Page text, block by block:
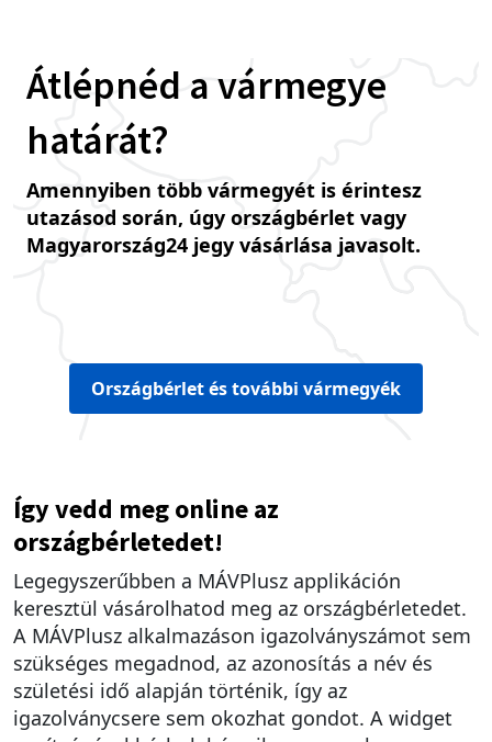
Átlépnéd a vármegye
határát?
Amennyiben több vármegyét is érintesz
utazásod során, úgy országbérlet vagy
Magyarország24 jegy vásárlása javasolt.
Országbérlet és további vármegyék
Így vedd meg online az
országbérletedet!
Legegyszerűbben a MÁVPlusz applikáción
keresztül vásárolhatod meg az országbérletedet.
A MÁVPlusz alkalmazáson igazolványszámot sem
szükséges megadnod, az azonosítás a név és
születési idő alapján történik, így az
igazolványcsere sem okozhat gondot. A widget